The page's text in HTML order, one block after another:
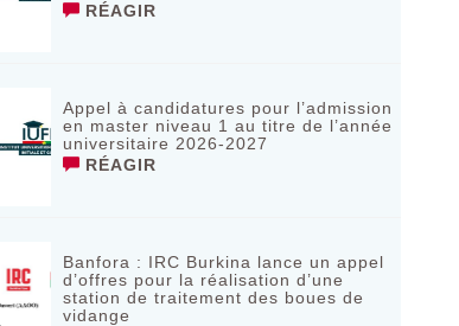
RÉAGIR
Appel à candidatures pour l’admission
en master niveau 1 au titre de l’année
universitaire 2026-2027
RÉAGIR
Banfora : IRC Burkina lance un appel
d’offres pour la réalisation d’une
station de traitement des boues de
vidange